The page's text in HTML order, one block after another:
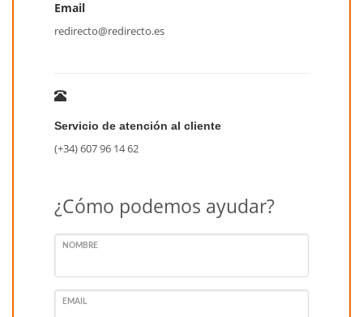
Email
redirecto@redirecto.es
Servicio de atención al cliente
(+34) 607 96 14 62
¿Cómo podemos ayudar?
NOMBRE
EMAIL